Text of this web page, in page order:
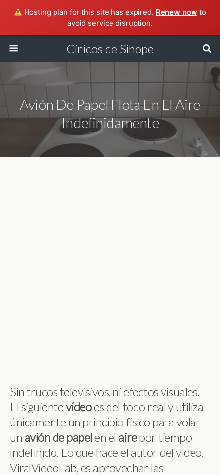
Hosting plan for this site has expired. Renew now to
avoid service disruption.
Cínicos de Sinope
Avión De Papel Flota En El Aire
Indefinidamente
Sin trucos televisivos, ni efectos visuales.
El siguientevídeoes del todo real y utiliza
únicamente un principio físico para volar
un avión de papelen elairepor tiempo
indefinido. Lo que hace el autor del vídeo,
ViralVídeoLab, es aprovechar las